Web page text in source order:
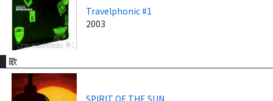
Travelphonic #1
2003
歌